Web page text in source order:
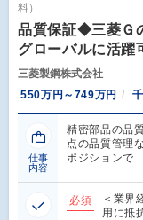
料）
品質保証◆三菱Ｇ
グローバルに活
三菱製鋼株式会社
550万円～749万円
仕事
内容
精密部品の品
点の品質管理
ポジションで…
必須
＜業界
用に抵